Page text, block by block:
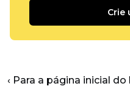
Crie
‹ Para a página inicial do